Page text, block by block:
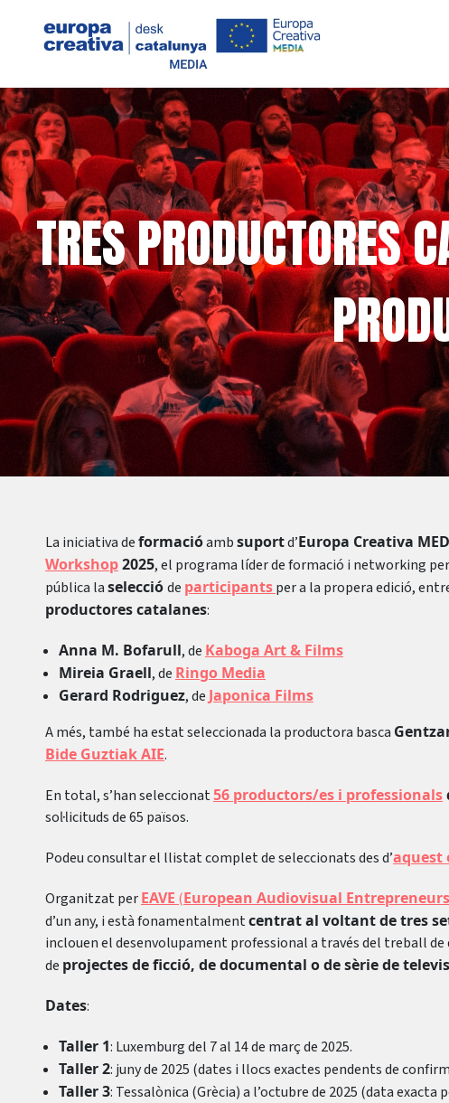
TRES PRODUCTORES
La iniciativa deformacióambsuportd’Europa Creativa
Workshop2025, el programa líder de formació i networking
pública laseleccióde participantsper a la propera edició,
productores catalanes:
Anna M. Bofarull, de Kaboga Art & Films
Mireia Graell, de Ringo Media
Gerard Rodriguez, de Japonica Films
A més, també ha estat seleccionada la productora basca
Bide Guztiak AIE.
En total, s’han seleccionat56 productors/es i professionals
sol·licituds de 65 països.
Podeu consultar el llistat complet de seleccionats des d’aquest
Organitzat perEAVE (European Audiovisual Entrepreneurs
d’un any, i està fonamentalmentcentrat al voltant de tres
inclouen el desenvolupament professional a través del treball
de projectes de ficció, de documental o de sèrie de
Dates:
Taller 1: Luxemburg del 7 al 14 de març de 2025.
Taller 2: juny de 2025 (dates i llocs exactes pendents de
Taller 3: Tessalònica (Grècia) a l’octubre de 2025 (data exacta